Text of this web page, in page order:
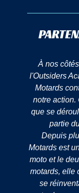
À nos
l'Outsiders
Motards
notre action.
que se
partie
Depuis
Motards est
moto et le
motards, elle
se